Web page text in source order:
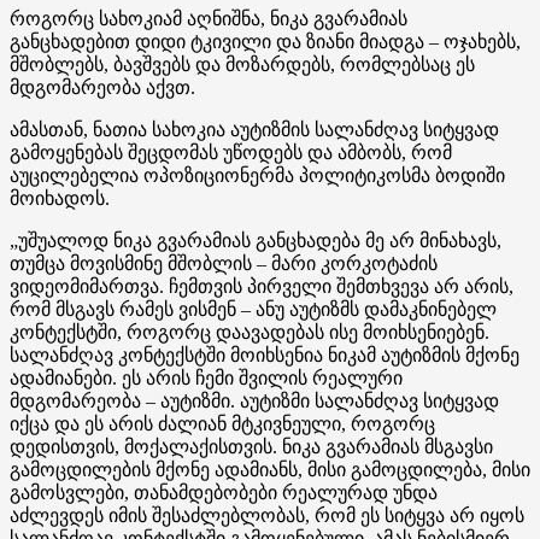
როგორც სახოკიამ აღნიშნა, ნიკა გვარამიას
განცხადებით დიდი ტკივილი და ზიანი მიადგა – ოჯახებს,
მშობლებს, ბავშვებს და მოზარდებს, რომლებსაც ეს
მდგომარეობა აქვთ.
ამასთან, ნათია სახოკია აუტიზმის სალანძღავ სიტყვად
გამოყენებას შეცდომას უწოდებს და ამბობს, რომ
აუცილებელია ოპოზიციონერმა პოლიტიკოსმა ბოდიში
მოიხადოს.
„უშუალოდ ნიკა გვარამიას განცხადება მე არ მინახავს,
თუმცა მოვისმინე მშობლის – მარი კორკოტაძის
ვიდეომიმართვა. ჩემთვის პირველი შემთხვევა არ არის,
რომ მსგავს რამეს ვისმენ – ანუ აუტიზმს დამაკნინებელ
კონტექსტში, როგორც დაავადებას ისე მოიხსენიებენ.
სალანძღავ კონტექსტში მოიხსენია ნიკამ აუტიზმის მქონე
ადამიანები. ეს არის ჩემი შვილის რეალური
მდგომარეობა – აუტიზმი. აუტიზმი სალანძღავ სიტყვად
იქცა და ეს არის ძალიან მტკივნეული, როგორც
დედისთვის, მოქალაქისთვის. ნიკა გვარამიას მსგავსი
გამოცდილების მქონე ადამიანს, მისი გამოცდილება, მისი
გამოსვლები, თანამდებობები რეალურად უნდა
აძლევდეს იმის შესაძლებლობას, რომ ეს სიტყვა არ იყოს